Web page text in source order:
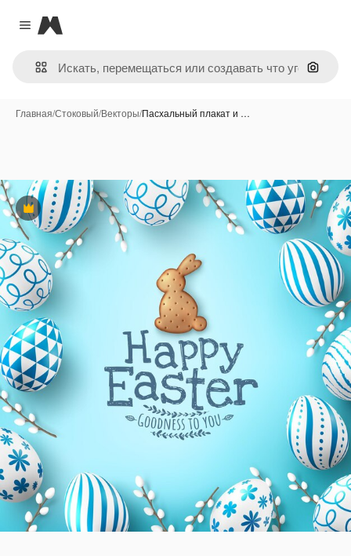
Close menu
Magnific
Поиск
Главная/Стоковый/Векторы/Пасхальный плакат и …
Премиум